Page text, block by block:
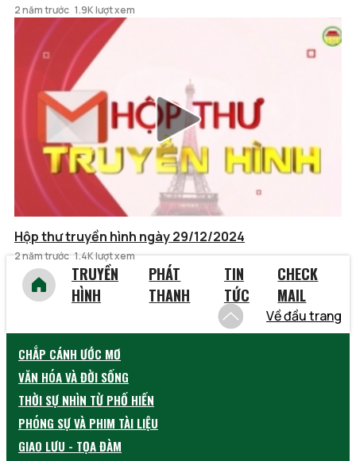
2 năm trước 1.9K lượt xem
Hộp thư truyền hình ngày 29/12/2024
2 năm trước 1.4K lượt xem
TRUYỀN
HÌNH
PHÁT
THANH
TIN
TỨC
CHECK
MAIL
Về đầu trang
CHẮP CÁNH ƯỚC MƠ
VĂN HÓA VÀ ĐỜI SỐNG
THỜI SỰ NHÌN TỪ PHỐ HIẾN
PHÓNG SỰ VÀ PHIM TÀI LIỆU
GIAO LƯU - TỌA ĐÀM